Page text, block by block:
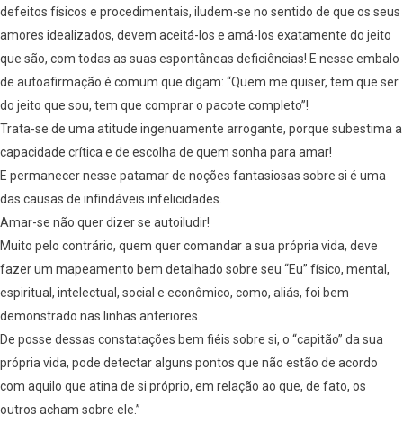
defeitos físicos e procedimentais, iludem-se no sentido de que os seus
amores idealizados, devem aceitá-los e amá-los exatamente do jeito
que são, com todas as suas espontâneas deficiências! E nesse embalo
de autoafirmação é comum que digam: “Quem me quiser, tem que ser
do jeito que sou, tem que comprar o pacote completo”!
Trata-se de uma atitude ingenuamente arrogante, porque subestima a
capacidade crítica e de escolha de quem sonha para amar!
E permanecer nesse patamar de noções fantasiosas sobre si é uma
das causas de infindáveis infelicidades.
Amar-se não quer dizer se autoiludir!
Muito pelo contrário, quem quer comandar a sua própria vida, deve
fazer um mapeamento bem detalhado sobre seu “Eu” físico, mental,
espiritual, intelectual, social e econômico, como, aliás, foi bem
demonstrado nas linhas anteriores.
De posse dessas constatações bem fiéis sobre si, o “capitão” da sua
própria vida, pode detectar alguns pontos que não estão de acordo
com aquilo que atina de si próprio, em relação ao que, de fato, os
outros acham sobre ele.”